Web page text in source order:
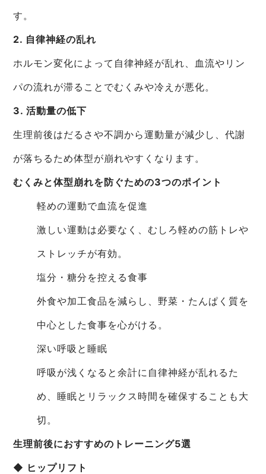
す。
2. 自律神経の乱れ
ホルモン変化によって自律神経が乱れ、血流やリン
パの流れが滞ることでむくみや冷えが悪化。
3. 活動量の低下
生理前後はだるさや不調から運動量が減少し、代謝
が落ちるため体型が崩れやすくなります。
むくみと体型崩れを防ぐための3つのポイント
軽めの運動で血流を促進
激しい運動は必要なく、むしろ軽めの筋トレや
ストレッチが有効。
塩分・糖分を控える食事
外食や加工食品を減らし、野菜・たんぱく質を
中心とした食事を心がける。
深い呼吸と睡眠
呼吸が浅くなると余計に自律神経が乱れるた
め、睡眠とリラックス時間を確保することも大
切。
生理前後におすすめのトレーニング5選
◆ ヒップリフト